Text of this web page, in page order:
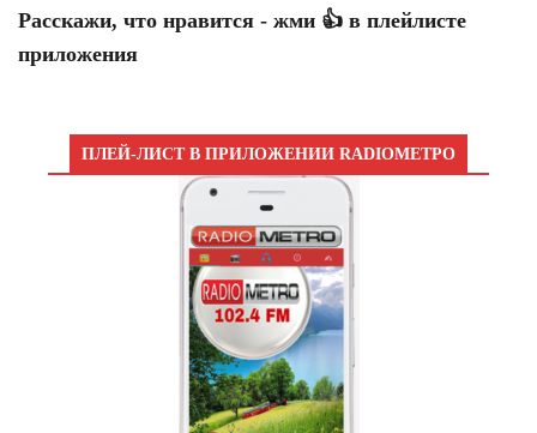
Расскажи, что нравится - жми 👍 в плейлисте
приложения
ПЛЕЙ-ЛИСТ В ПРИЛОЖЕНИИ RADIOМЕТРО